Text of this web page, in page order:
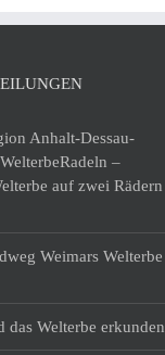
Anhalt-Dessau-
–
auf zwei Rädern
Weimars Welterbe
das Welterbe erkunden